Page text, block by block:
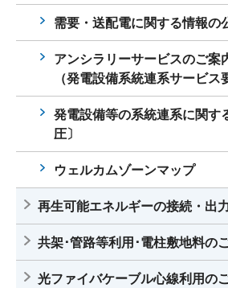
需要・送配電に関する情報の
アンシラリーサービスのご案
（発電設備系統連系サービス
発電設備等の系統連系に関す
圧〕
ウェルカムゾーンマップ
再生可能エネルギーの接続・出
共架･管路等利用･電柱敷地料の
光ファイバケーブル心線利用の